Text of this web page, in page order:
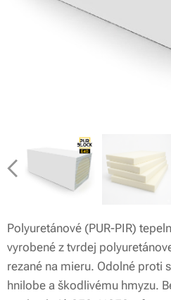
Polyuretánové (PUR-PIR)
vyrobené z tvrdej
rezané na mieru. Odolné proti
hnilobe a škodlivému hmyzu.